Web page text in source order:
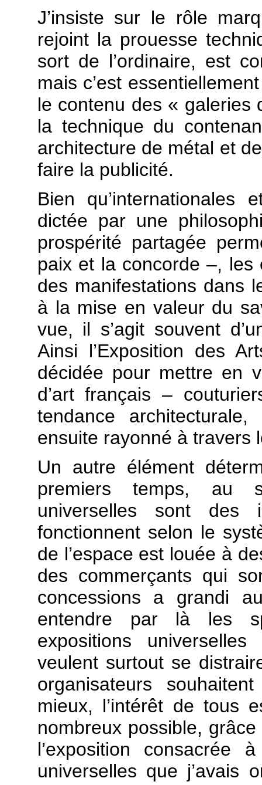
J’insiste sur le rôle
rejoint la prouesse
sort de l’ordinaire, est
mais c’est
le contenu des « galeries
la technique du
architecture de métal et
faire la publicité.
Bien
dictée par une
prospérité partagée
paix et la concorde –, les
des manifestations dans
à la mise en valeur du
vue, il s’agit souvent
Ainsi l’Exposition des
décidée pour mettre en
d’art français –
tendance
ensuite rayonné à travers
Un autre élément
premiers temps, au
universelles sont des
fonctionnent selon le
de l’espace est louée à
des commerçants qui
concessions a grandi
entendre par là les
expositions
veulent surtout se
organisateurs
mieux, l’intérêt de tous
nombreux possible,
l’exposition consacrée
universelles que j’avais